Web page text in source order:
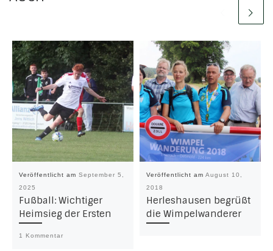
Veröffentlicht am September 5,
2025
Fußball: Wichtiger
Heimsieg der Ersten
1 Kommentar
Veröffentlicht am August 10,
2018
Herleshausen begrüßt
die Wimpelwanderer